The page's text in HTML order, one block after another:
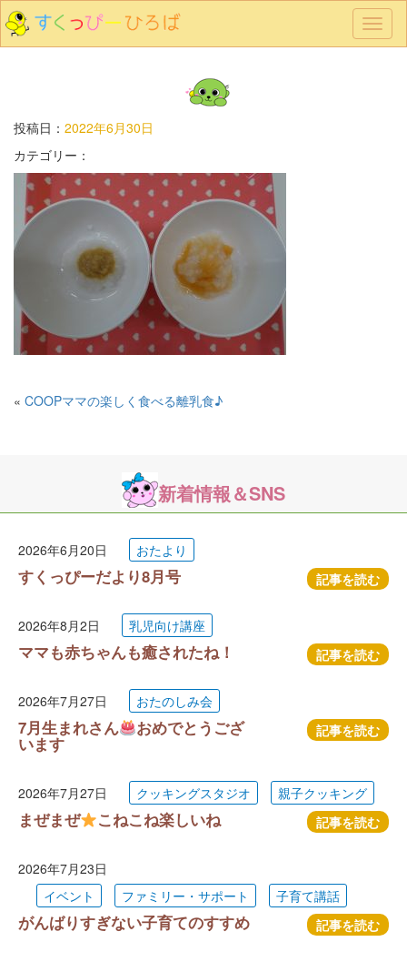
メ
ニ
投稿日： 2022年6月30日
カテゴリー：
« COOPママの楽しく食べる離乳食♪
新着情報＆SNS
2026年6月20日 おたより
すくっぴーだより8月号 記事を読む
2026年8月2日 乳児向け講座
ママも赤ちゃんも癒されたね！ 記事を読む
2026年7月27日 おたのしみ会
7月生まれさん おめでとうござ
います
記事を読む
2026年7月27日 クッキングスタジオ 親子クッキング
まぜまぜ こねこね楽しいね 記事を読む
2026年7月23日
イベント
ファミリー・サポート 子育て講話
がんばりすぎない子育てのすすめ 記事を読む